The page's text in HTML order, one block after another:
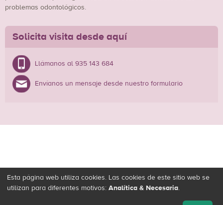
problemas odontológicos.
Solicita visita desde aquí
Llámanos al 935 143 684
Envíanos un mensaje desde nuestro formulario
Esta página web utiliza cookies. Las cookies de este sitio web se
utilizan para diferentes motivos: Analítica & Necesaria.